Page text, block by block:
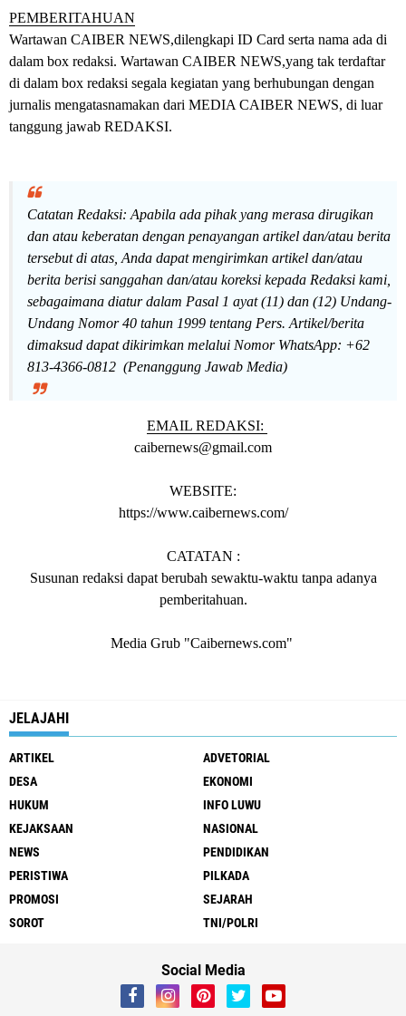
PEMBERITAHUAN
Wartawan CAIBER NEWS,dilengkapi ID Card serta nama ada di
dalam box redaksi. Wartawan CAIBER NEWS,yang tak terdaftar
di dalam box redaksi segala kegiatan yang berhubungan dengan
jurnalis mengatasnamakan dari MEDIA CAIBER NEWS, di luar
tanggung jawab REDAKSI.
Catatan Redaksi: Apabila ada pihak yang merasa dirugikan
dan atau keberatan dengan penayangan artikel dan/atau berita
tersebut di atas, Anda dapat mengirimkan artikel dan/atau
berita berisi sanggahan dan/atau koreksi kepada Redaksi kami,
sebagaimana diatur dalam Pasal 1 ayat (11) dan (12) Undang-
Undang Nomor 40 tahun 1999 tentang Pers. Artikel/berita
dimaksud dapat dikirimkan melalui Nomor WhatsApp: +62
813-4366-0812 (Penanggung Jawab Media)
EMAIL REDAKSI:
caibernews@gmail.com
WEBSITE:
https://www.caibernews.com/
CATATAN :
Susunan redaksi dapat berubah sewaktu-waktu tanpa adanya
pemberitahuan.
Media Grub "Caibernews.com"
JELAJAHI
ARTIKEL
ADVETORIAL
DESA
EKONOMI
HUKUM
INFO LUWU
KEJAKSAAN
NASIONAL
NEWS
PENDIDIKAN
PERISTIWA
PILKADA
PROMOSI
SEJARAH
SOROT
TNI/POLRI
Social Media